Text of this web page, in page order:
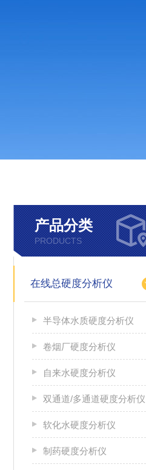
产品分类
PRODUCTS
在线总硬度分析仪
半导体水质硬度分析仪
卷烟厂硬度分析仪
自来水硬度分析仪
双通道/多通道硬度分析仪
软化水硬度分析仪
制药硬度分析仪